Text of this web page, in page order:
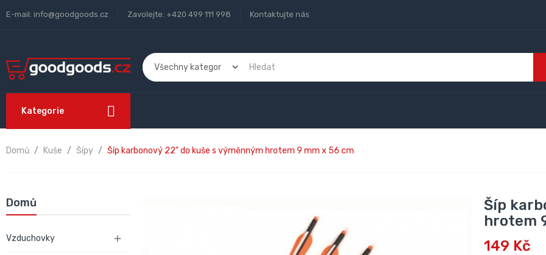
E-mail: info@goodgoods.cz Zavolejte: +420 499 111 998 Kontaktujte nás
Kategorie
Domů Kuše Šípy Šíp karbonový 22" do kuše s výměnným hrotem 9 mm x 56 cm
Domů
Vzduchovky 
Šíp
hrotem
149 Kč